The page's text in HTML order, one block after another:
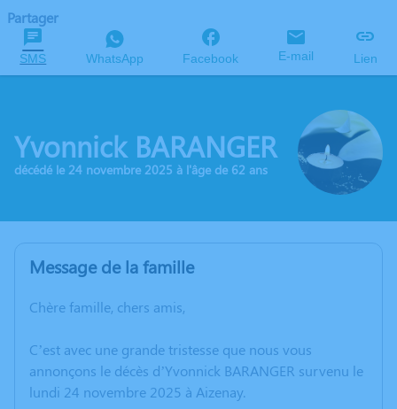
Partager
SMS WhatsApp Facebook E-mail Lien
Yvonnick BARANGER
décédé le 24 novembre 2025 à l'âge de 62 ans
Message de la famille
Chère famille, chers amis,
C’est avec une grande tristesse que nous vous
annonçons le décès d’Yvonnick BARANGER survenu le
lundi 24 novembre 2025 à Aizenay.